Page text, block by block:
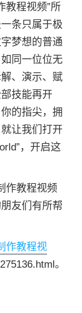
教程视频”所
条只属于极
梦想的普通
同一位位无
、演示、赋
技能再开
的指尖，拥
让我们打开
，开启这
作教程视频
友们有所帮
作教程视
。